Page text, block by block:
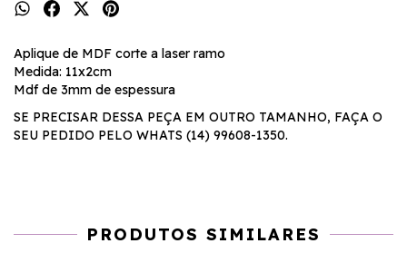
Aplique de MDF corte a laser ramo
Medida: 11x2cm
Mdf de 3mm de espessura
SE PRECISAR DESSA PEÇA EM OUTRO TAMANHO, FAÇA O
SEU PEDIDO PELO WHATS (14) 99608-1350.
PRODUTOS SIMILARES